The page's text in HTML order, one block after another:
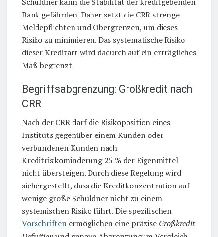
Bank gefährden. Daher setzt die CRR strenge
Meldepflichten und Obergrenzen, um dieses
Risiko zu minimieren. Das systematische Risiko
dieser Kreditart wird dadurch auf ein erträgliches
Maß begrenzt.
Begriffsabgrenzung: Großkredit nach
CRR
Nach der CRR darf die Risikoposition eines
Instituts gegenüber einem Kunden oder
verbundenen Kunden nach
Kreditrisikominderung 25 % der Eigenmittel
nicht übersteigen. Durch diese Regelung wird
sichergestellt, dass die Kreditkonzentration auf
wenige große Schuldner nicht zu einem
systemischen Risiko führt. Die spezifischen
Vorschriften ermöglichen eine präzise Großkredit